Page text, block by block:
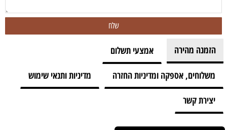
הזמנה מהירה אמצעי תשלום
משלוחים, אספקה ומדיניות החזרה מדיניות ותנאי שימוש
יצירת קשר